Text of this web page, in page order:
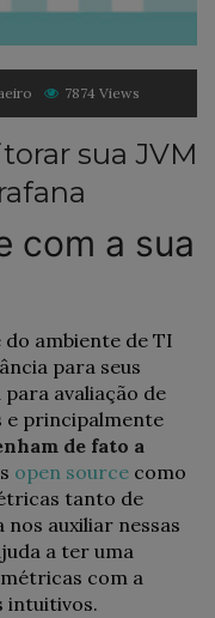
7874 Views
sua JVM
com a sua
do ambiente de TI
para seus
avaliação de
e principalmente
de fato a
open source como
tanto de
auxiliar nessas
a ter uma
com a
intuitivos.